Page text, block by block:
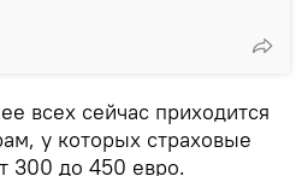
всех сейчас приходится
у которых страховые
300 до 450 евро.